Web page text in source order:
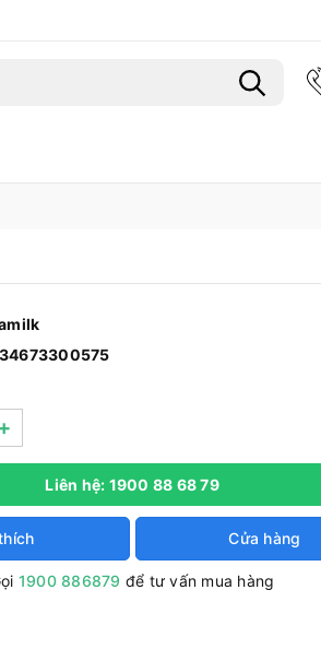
Liên hệ: 1900 88 68 79
Cửa hàng
1900 886879 để tư vấn mua hàng